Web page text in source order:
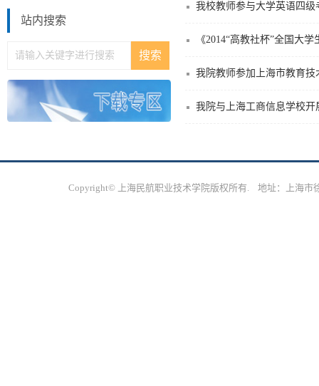
站内搜索
我校教师参与大学英语四
《2014“高教社杯”全国大
我院教师参加上海市教育
我院与上海工商信息学校
Copyright© 上海民航职业技术学院版权所有. 地址：上海